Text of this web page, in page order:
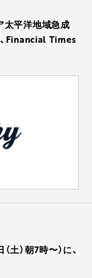
太平洋地域急成
Financial Times
土）朝7時〜）に、